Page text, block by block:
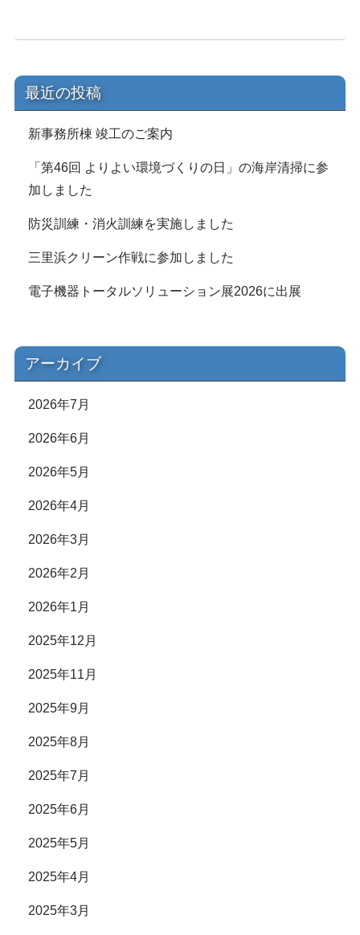
最近の投稿
新事務所棟 竣工のご案内
「第46回 よりよい環境づくりの日」の海岸清掃に参
加しました
防災訓練・消火訓練を実施しました
三里浜クリーン作戦に参加しました
電子機器トータルソリューション展2026に出展
アーカイブ
2026年7月
2026年6月
2026年5月
2026年4月
2026年3月
2026年2月
2026年1月
2025年12月
2025年11月
2025年9月
2025年8月
2025年7月
2025年6月
2025年5月
2025年4月
2025年3月